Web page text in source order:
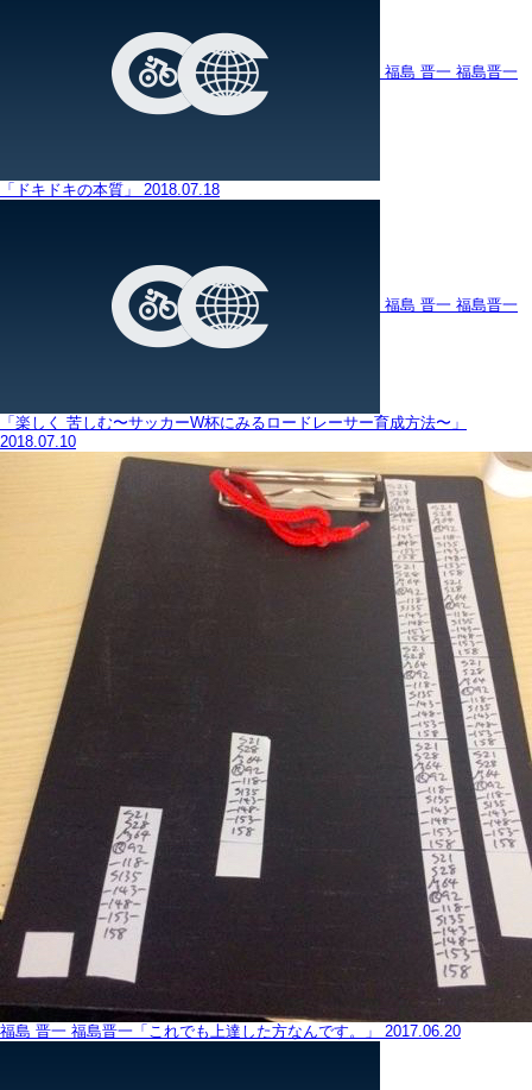
福島 晋一 福島晋一
「ドキドキの本質」 2018.07.18
福島 晋一 福島晋一
「楽しく 苦しむ〜サッカーW杯にみるロードレーサー育成方法〜」
2018.07.10
福島 晋一 福島晋一「これでも上達した方なんです。」 2017.06.20